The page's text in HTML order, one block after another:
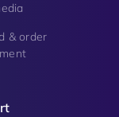
& order